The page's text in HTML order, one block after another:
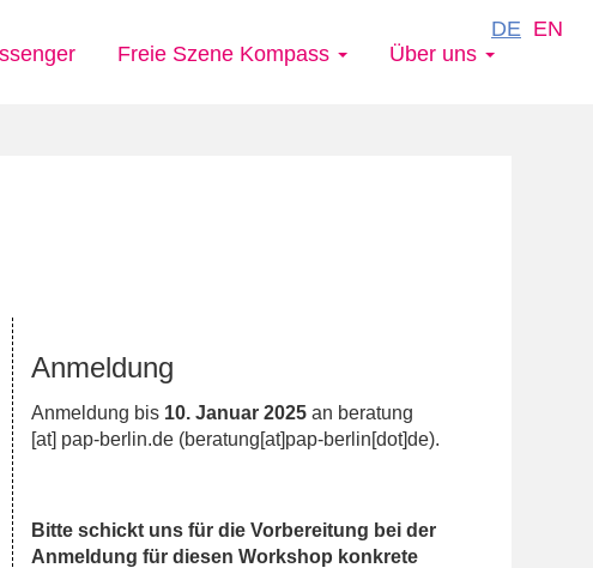
DE EN
Freie Szene Kompass Über uns
Anmeldung
Anmeldung bis 10. Januar 2025an beratung
[at] pap-berlin.de(beratung[at]pap-berlin[dot]de).
Bitte schickt uns für die Vorbereitung bei der
Anmeldung für diesen Workshop konkrete